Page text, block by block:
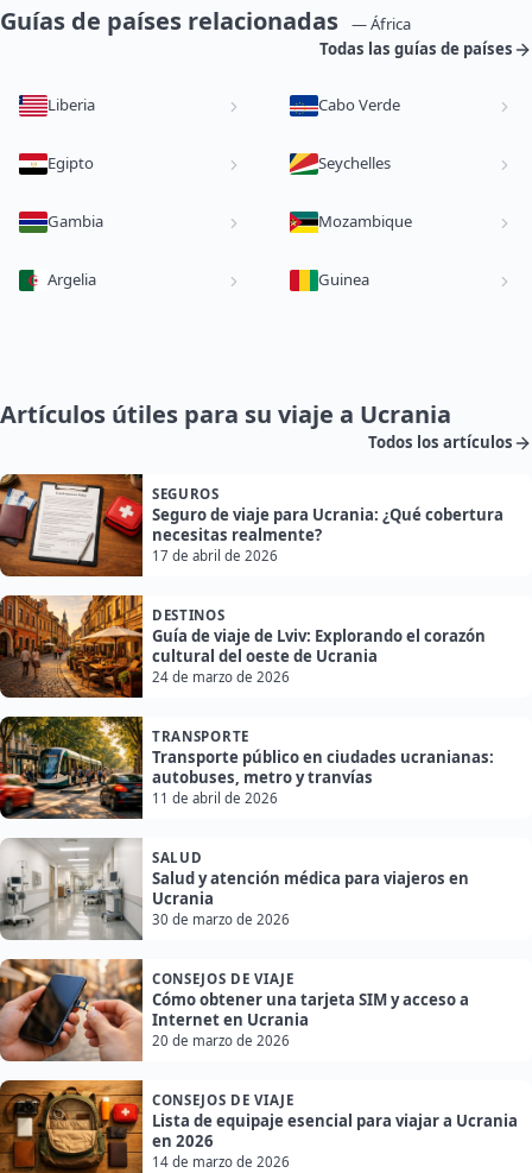
Guías de países relacionadas
— África
Todas las guías de países
Liberia Cabo Verde
Egipto Seychelles
Gambia Mozambique
Argelia Guinea
Artículos útiles para su viaje a Ucrania
Todos los artículos
SEGUROS
Seguro de viaje para Ucrania: ¿Qué cobertura
necesitas realmente?
17 de abril de 2026
DESTINOS
Guía de viaje de Lviv: Explorando el corazón
cultural del oeste de Ucrania
24 de marzo de 2026
TRANSPORTE
Transporte público en ciudades ucranianas:
autobuses, metro y tranvías
11 de abril de 2026
SALUD
Salud y atención médica para viajeros en
Ucrania
30 de marzo de 2026
CONSEJOS DE VIAJE
Cómo obtener una tarjeta SIM y acceso a
Internet en Ucrania
20 de marzo de 2026
CONSEJOS DE VIAJE
Lista de equipaje esencial para viajar a Ucrania
en 2026
14 de marzo de 2026